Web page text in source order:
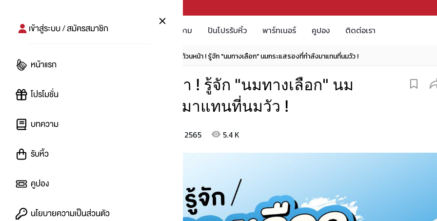
บทความ ปันโปรรับหิ้ว พาร์ทเนอร์ คูปอง ติดต่อเรา
เข้าสู่ระบบ / สมัครสมาชิก
หน้าแรก
โปรโมชั่น
บทความ
รับหิ้ว
คูปอง
นโยบายความเป็นส่วนตัว
โดนตกกันถ้วนหน้า ! รู้จัก "นมทางเลือก" นมกระแสรองที่กำลังมาแทนที่นมวัว !
โดนตกกันถ้วนหน้า ! รู้จัก "นมทางเลือก" นม
กระแสรองที่กำลังมาแทนที่นมวัว !
10 ส.ค. 2565 5.4 K